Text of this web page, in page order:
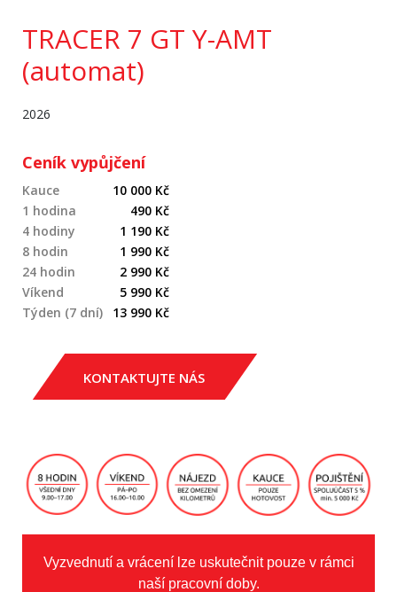
TRACER 7 GT Y-AMT
(automat)
2026
Ceník vypůjčení
Kauce
10 000 Kč
1 hodina
490 Kč
4 hodiny
1 190 Kč
8 hodin
1 990 Kč
24 hodin
2 990 Kč
Víkend
5 990 Kč
Týden (7 dní)
13 990 Kč
KONTAKTUJTE NÁS
Vyzvednutí a vrácení lze uskutečnit pouze v rámci
naší pracovní doby.